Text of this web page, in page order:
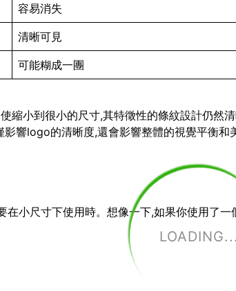
LOADING...
容易消失
清晰可見
可能糊成一團
縮小到很小的尺寸,其特徵性的條紋設計仍
響logo的清晰度,還會影響整體的視覺平衡
小尺寸下使用時。想像一下,如果你使用了